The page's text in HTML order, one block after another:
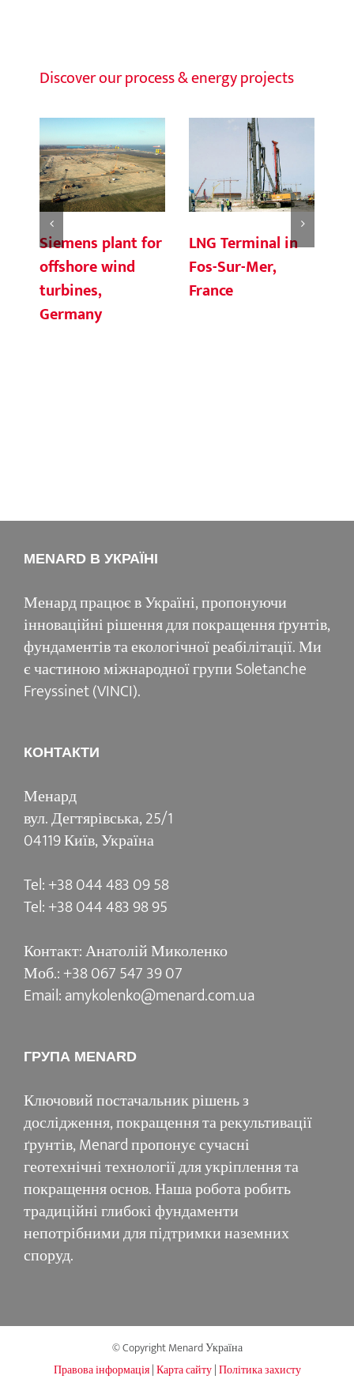
Discover our process & energy projects
Siemens plant for
offshore wind
turbines,
Germany
LNG Terminal in
Fos-Sur-Mer,
France
MENARD В УКРАЇНІ
Менард працює в Україні, пропонуючи
інноваційні рішення для покращення ґрунтів,
фундаментів та екологічної реабілітації. Ми
є частиною міжнародної групи Soletanche
Freyssinet (VINCI).
КОНТАКТИ
Менард
вул. Дегтярівська, 25/1
04119 Київ, Україна
Tel: +38 044 483 09 58
Tel: +38 044 483 98 95
Контакт: Анатолій Миколенко
Моб.: +38 067 547 39 07
Email: amykolenko@menard.com.ua
ГРУПА MENARD
Ключовий постачальник рішень з
дослідження, покращення та рекультивації
ґрунтів, Menard пропонує сучасні
геотехнічні технології для укріплення та
покращення основ. Наша робота робить
традиційні глибокі фундаменти
непотрібними для підтримки наземних
споруд.
© Copyright Menard Україна
Правова інформація|Карта сайту|Політика захисту